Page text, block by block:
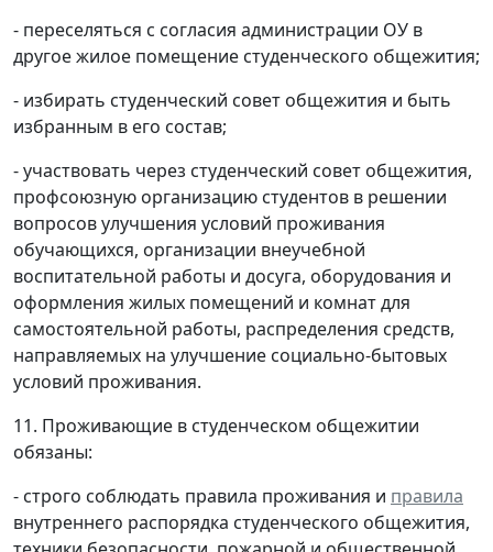
- переселяться с согласия администрации ОУ в
другое жилое помещение студенческого общежития;
- избирать студенческий совет общежития и быть
избранным в его состав;
- участвовать через студенческий совет общежития,
профсоюзную организацию студентов в решении
вопросов улучшения условий проживания
обучающихся, организации внеучебной
воспитательной работы и досуга, оборудования и
оформления жилых помещений и комнат для
самостоятельной работы, распределения средств,
направляемых на улучшение социально-бытовых
условий проживания.
11. Проживающие в студенческом общежитии
обязаны:
- строго соблюдать правила проживания и правила
внутреннего распорядка студенческого общежития,